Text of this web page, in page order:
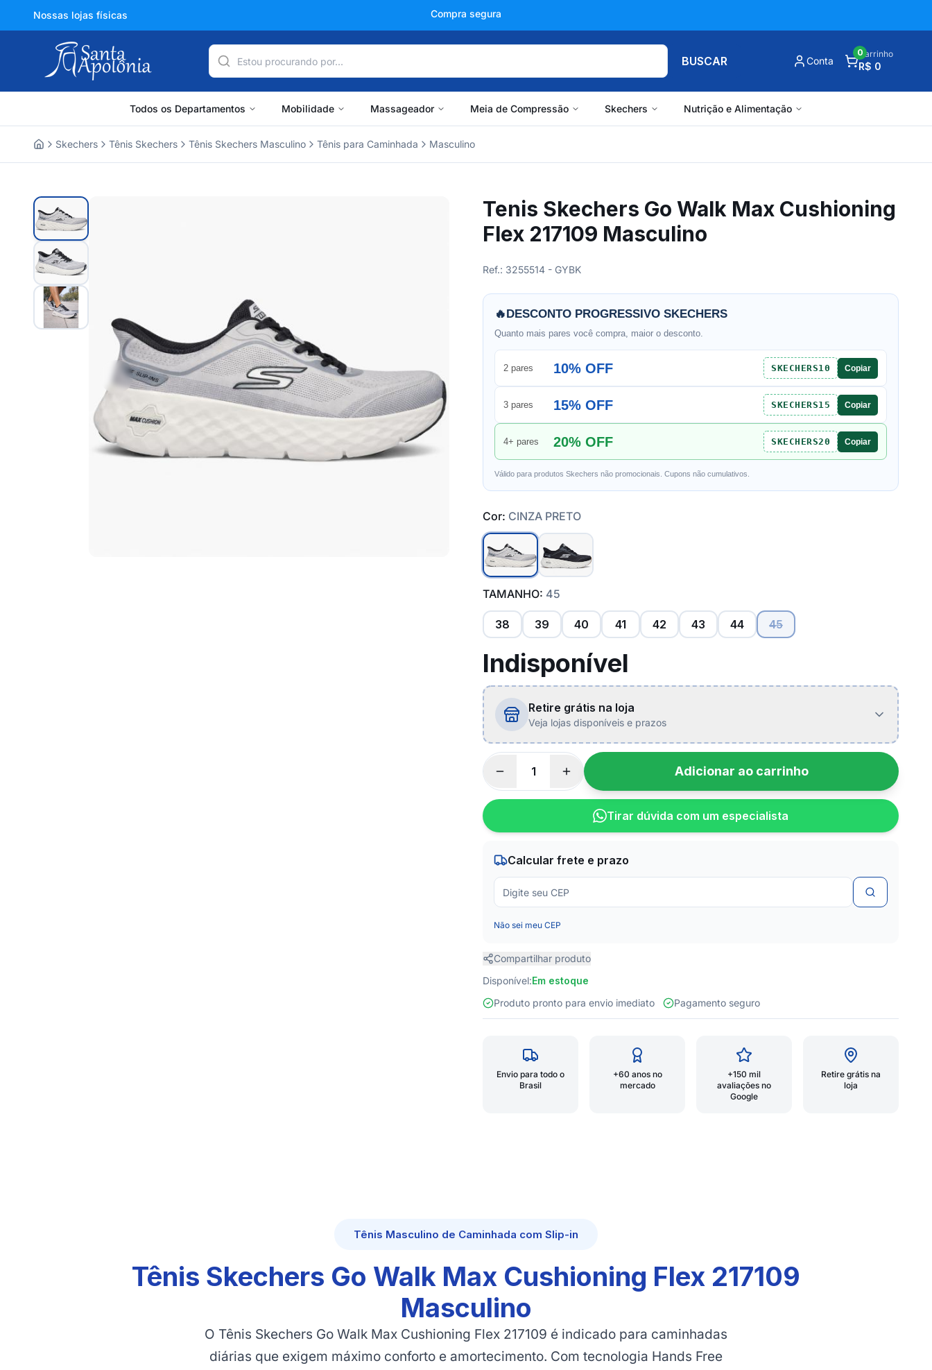
Nossas lojas físicas +150 mil avaliações
BUSCAR Conta
Carrinho
R$ 0
0
Todos os Departamentos Mobilidade Massageador Meia de Compressão Skechers Nutrição e Alimentação
Skechers Tênis Skechers Tênis Skechers Masculino Tênis para Caminhada Masculino
Tenis Skechers Go Walk Max Cushioning
Flex 217109 Masculino
Ref.: 3255514 - GYBK
🔥DESCONTO PROGRESSIVO SKECHERS
Quanto mais pares você compra, maior o desconto.
2 pares 10% OFF SKECHERS10 Copiar
3 pares 15% OFF SKECHERS15 Copiar
4+ pares 20% OFF SKECHERS20 Copiar
Válido para produtos Skechers não promocionais. Cupons não cumulativos.
Cor: CINZA PRETO
TAMANHO: 45
38 39 40 41 42 43 44 45
Indisponível
Retire grátis na loja
Veja lojas disponíveis e prazos
Adicionar ao carrinho
Tirar dúvida com um especialista
Calcular frete e prazo
Não sei meu CEP
Compartilhar produto
Disponível:Em estoque
Produto pronto para envio imediato
Pagamento seguro
Envio para todo o
Brasil
+60 anos no
mercado
+150 mil
avaliações no
Google
Retire grátis na
loja
Tênis Masculino de Caminhada com Slip-in
Tênis Skechers Go Walk Max Cushioning Flex 217109
Masculino
O Tênis Skechers Go Walk Max Cushioning Flex 217109 é indicado para caminhadas
diárias que exigem máximo conforto e amortecimento. Com tecnologia Hands Free